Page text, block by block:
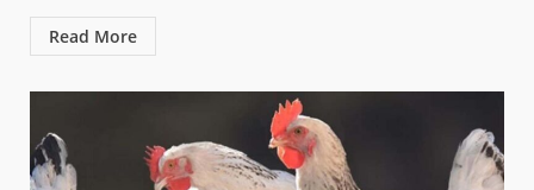
Read More